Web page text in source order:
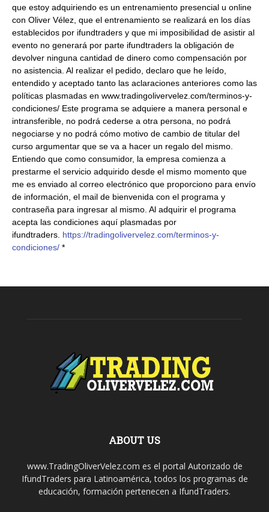
que estoy adquiriendo es un entrenamiento presencial u online
con Oliver Vélez, que el entrenamiento se realizará en los días
establecidos por ifundtraders y que mi imposibilidad de asistir al
evento no generará por parte ifundtraders la obligación de
devolver ninguna cantidad de dinero como compensación por
no asistencia. Al realizar el pedido, declaro que he leído,
entendido y aceptado tanto las aclaraciones anteriores como las
políticas plasmadas en www.tradingolivervelez.com/terminos-y-
condiciones/ Este programa se adquiere a manera personal e
intransferible, no podrá cederse a otra persona, no podrá
negociarse y no podrá cómo motivo de cambio de titular del
curso argumentar que se va a hacer un regalo del mismo.
Entiendo que como consumidor, la empresa comienza a
prestarme el servicio adquirido desde el mismo momento que
me es enviado al correo electrónico que proporciono para envío
de información, el mail de bienvenida con el programa y
contraseña para ingresar al mismo. Al adquirir el programa
acepta las condiciones aquí plasmadas por
ifundtraders. https://tradingolivervelez.com/terminos-y-
condiciones/ *
ABOUT US
www.TradingOliverVelez.com es el portal Autorizado de
IfundTraders para Latinoamérica, todos los programas de
educación, formación pertenecen a IfundTraders.